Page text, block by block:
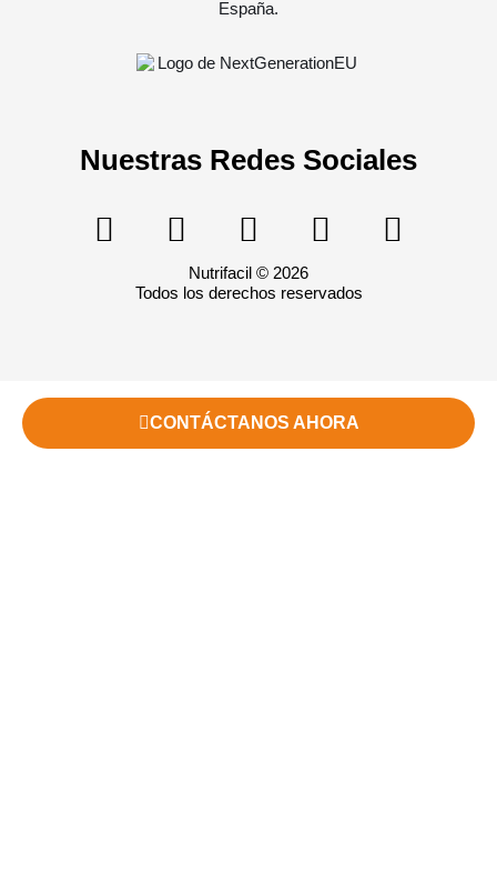
Nuestras Redes Sociales
Nutrifacil © 2026
Todos los derechos reservados
CONTÁCTANOS AHORA